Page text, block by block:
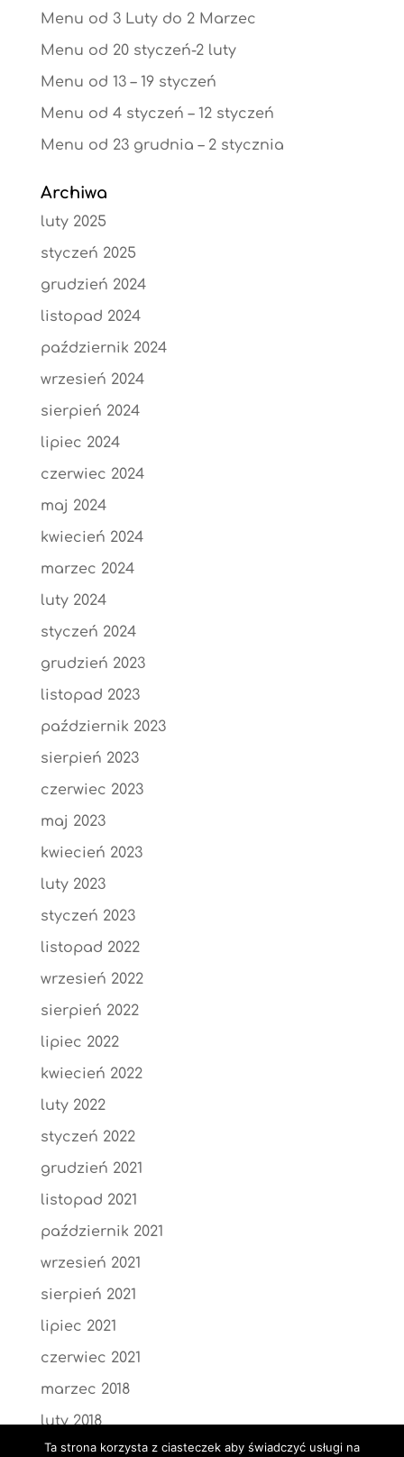
Menu od 3 Luty do 2 Marzec
Menu od 20 styczeń-2 luty
Menu od 13 – 19 styczeń
Menu od 4 styczeń – 12 styczeń
Menu od 23 grudnia – 2 stycznia
Archiwa
luty 2025
styczeń 2025
grudzień 2024
listopad 2024
październik 2024
wrzesień 2024
sierpień 2024
lipiec 2024
czerwiec 2024
maj 2024
kwiecień 2024
marzec 2024
luty 2024
styczeń 2024
grudzień 2023
listopad 2023
październik 2023
sierpień 2023
czerwiec 2023
maj 2023
kwiecień 2023
luty 2023
styczeń 2023
listopad 2022
wrzesień 2022
sierpień 2022
lipiec 2022
kwiecień 2022
luty 2022
styczeń 2022
grudzień 2021
listopad 2021
październik 2021
wrzesień 2021
sierpień 2021
lipiec 2021
czerwiec 2021
marzec 2018
luty 2018
Ta strona korzysta z ciasteczek aby świadczyć usługi na